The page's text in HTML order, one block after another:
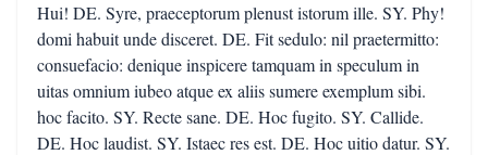
Hui! DE. Syre, praeceptorum plenust istorum ille. SY. Phy!
domi habuit unde disceret. DE. Fit sedulo: nil praetermitto:
consuefacio: denique inspicere tamquam in speculum in
uitas omnium iubeo atque ex aliis sumere exemplum sibi.
hoc facito. SY. Recte sane. DE. Hoc fugito. SY. Callide.
DE. Hoc laudist. SY. Istaec res est. DE. Hoc uitio datur. SY.